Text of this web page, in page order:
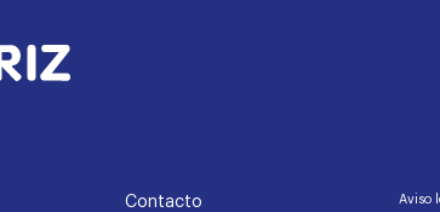
Contacto
Aviso